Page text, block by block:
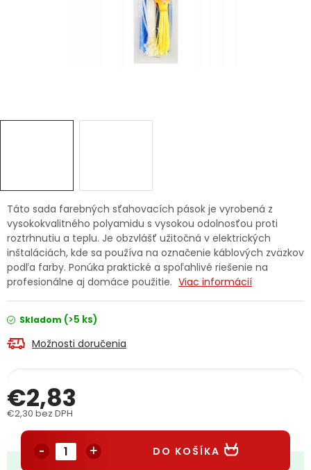
Ochranné pracovné pomôcky
Servis náradia Hodnotenie obchodu
Doprava a platba Váš zákaznícky účet
Kontakty
Reklamačný formulár Odstúpenie v lehote 14 dní
Obchodné podmienky
Podmienky ochrany osobných údajov
Táto sada farebných sťahovacích pások je vyrobená z
vysokokvalitného polyamidu s vysokou odolnosťou proti
roztrhnutiu a teplu. Je obzvlášť užitočná v elektrických
inštaláciách, kde sa používa na označenie káblových zväzkov
podľa farby. Ponúka praktické a spoľahlivé riešenie na
profesionálne aj domáce použitie. Viac informácií
Skladom (>5 ks)
Možnosti doručenia
€2,83
€2,30 bez DPH
DO KOŠÍKA